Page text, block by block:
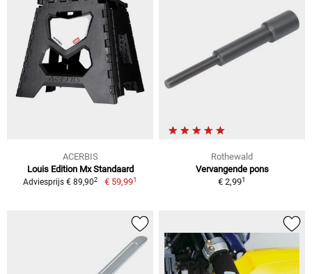
ACERBIS
Louis Edition Mx Standaard
Adviesprijs € 89,902 € 59,991
Rothewald
Vervangende pons
€ 2,991